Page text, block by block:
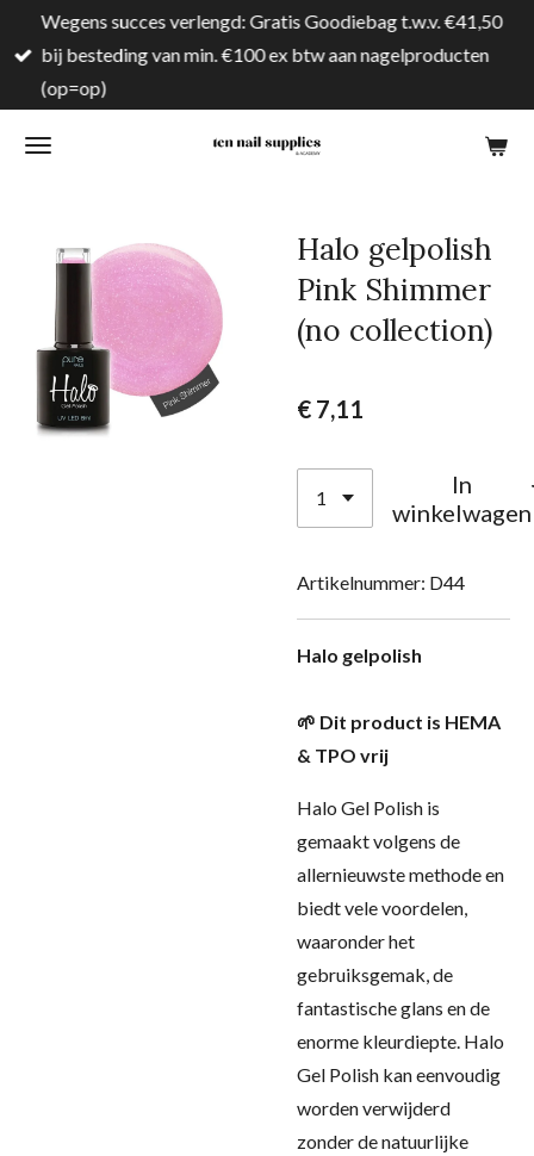
direct
naar
hoofdinhoud
Wegens succes verlengd: Gratis Goodiebag t.w.v. €41,50
bij besteding van min. €100 ex btw aan nagelproducten
(op=op)
Halo gelpolish
Pink Shimmer
(no collection)
€ 7,11
In
winkelwagen
Artikelnummer: D44
Halo gelpolish
🌱 Dit product is HEMA
& TPO vrij
Halo Gel Polish is
gemaakt volgens de
allernieuwste methode en
biedt vele voordelen,
waaronder het
gebruiksgemak, de
fantastische glans en de
enorme kleurdiepte. Halo
Gel Polish kan eenvoudig
worden verwijderd
zonder de natuurlijke